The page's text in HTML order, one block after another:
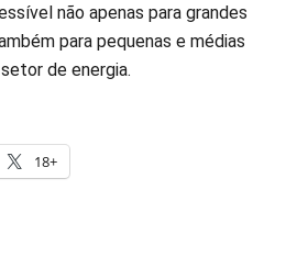
não apenas para grandes
para pequenas e médias
de energia.
18+